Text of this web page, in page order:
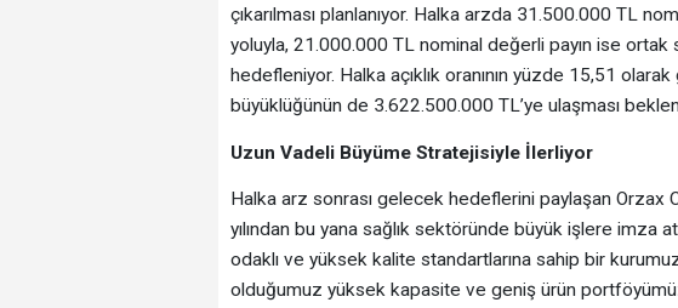
çıkarılması planlanıyor. Halka arzda 31.500.000 TL
yoluyla, 21.000.000 TL nominal değerli payın ise ortak
hedefleniyor. Halka açıklık oranının yüzde 15,51
büyüklüğünün de 3.622.500.000 TL’ye ulaşması
Uzun Vadeli Büyüme Stratejisiyle İlerliyor
Halka arz sonrası gelecek hedeflerini paylaşan Orzax
yılından bu yana sağlık sektöründe büyük işlere imza
odaklı ve yüksek kalite standartlarına sahip bir
olduğumuz yüksek kapasite ve geniş ürün